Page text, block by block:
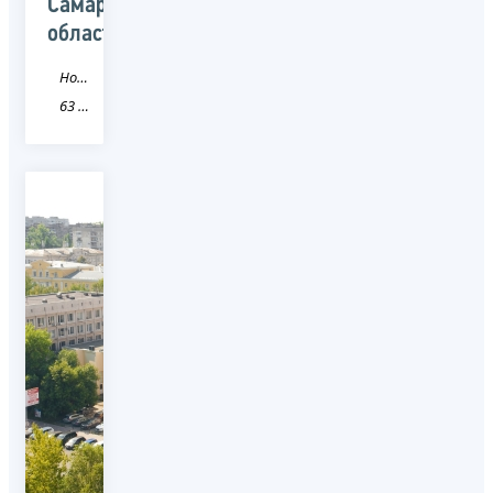
Самарской
области
Новость
63 Самарская область